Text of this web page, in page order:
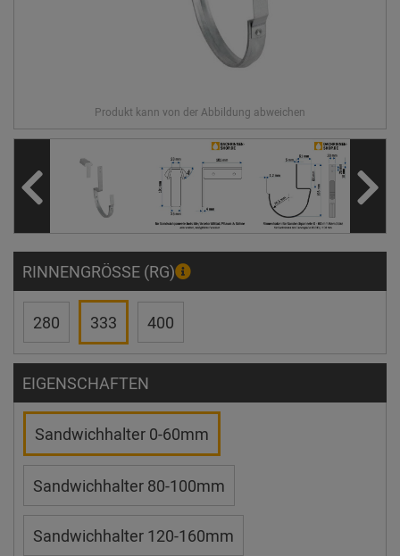
RINNENGRÖSSE (RG)
280 333 400
EIGENSCHAFTEN
Sandwichhalter 0-60mm
Sandwichhalter 80-100mm
Sandwichhalter 120-160mm